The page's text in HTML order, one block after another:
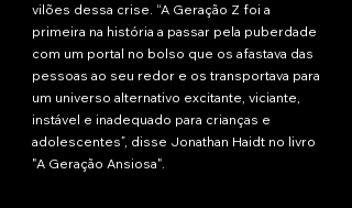
vilões dessa crise. “A Geração Z foi a
primeira na história a passar pela puberdade
com um portal no bolso que os afastava das
pessoas ao seu redor e os transportava para
um universo alternativo excitante, viciante,
instável e inadequado para crianças e
adolescentes”, disse Jonathan Haidt no livro
"A Geração Ansiosa".